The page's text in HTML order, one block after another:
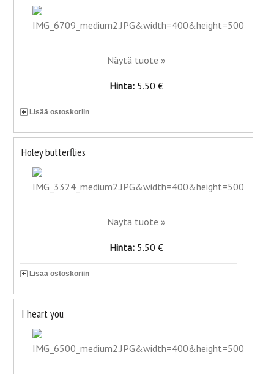
Näytä tuote »
Hinta: 5.50 €
Lisää ostoskoriin
Holey butterflies
Näytä tuote »
Hinta: 5.50 €
Lisää ostoskoriin
I heart you